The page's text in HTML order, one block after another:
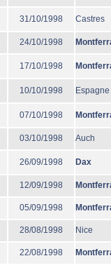
31/10/1998 Castres
24/10/1998
17/10/1998
10/10/1998 Espagne
07/10/1998
03/10/1998 Auch
26/09/1998 Dax
12/09/1998
05/09/1998
28/08/1998 Nice
22/08/1998